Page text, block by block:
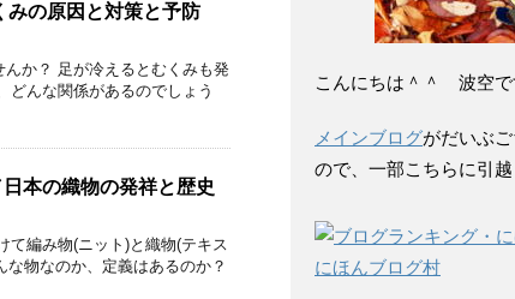
みの原因と対策と予防
か？ 足が冷えるとむくみも発
どんな関係があるのでしょう
本の織物の発祥と歴史
て編み物(ニット)と織物(テキス
物なのか、定義はあるのか？
こんにちは＾＾ 波空で
メインブログがだいぶ
ので、一部こちらに引越
にほんブログ村